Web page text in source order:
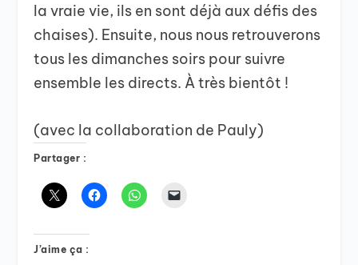
la vraie vie, ils en sont déjà aux défis des
chaises). Ensuite, nous nous retrouverons
tous les dimanches soirs pour suivre
ensemble les directs. À très bientôt !
(avec la collaboration de Pauly)
Partager :
J’aime ça :